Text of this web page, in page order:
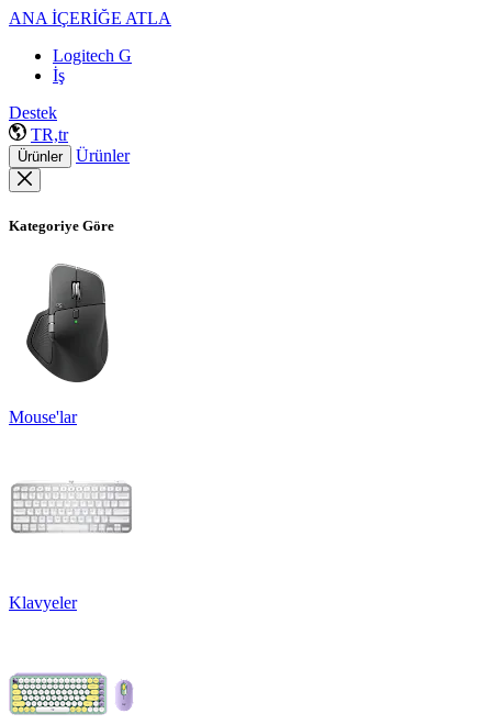
ANA İÇERİĞE ATLA
Logitech G
İş
Destek
TR,tr
Ürünler Ürünler
Kategoriye Göre
Mouse'lar
Klavyeler